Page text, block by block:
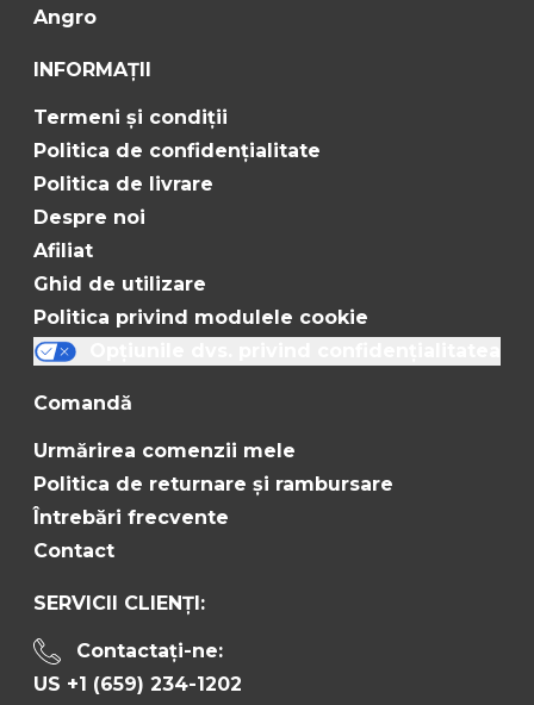
Angro
INFORMAȚII
Termeni și condiții
Politica de confidențialitate
Politica de livrare
Despre noi
Afiliat
Ghid de utilizare
Politica privind modulele cookie
Comandă
Urmărirea comenzii mele
Politica de returnare și rambursare
Întrebări frecvente
Contact
SERVICII CLIENȚI:
Contactați-ne:
US +1 (659) 234-1202